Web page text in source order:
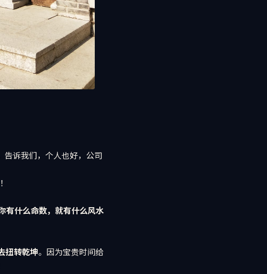
告诉我们，个人也好，公司
！
有什么命数，就有什么风水
扭转乾坤。因为宝贵时间给